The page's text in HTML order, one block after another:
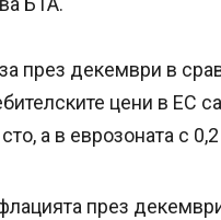
през декември в
цени в ЕС
а в еврозоната с
през